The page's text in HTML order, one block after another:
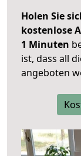
Holen Sie
kostenlose
1 Minuten
ist, dass all
angeboten